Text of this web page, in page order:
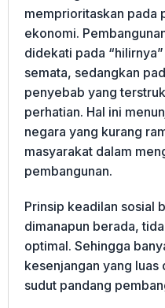
memprioritaskan pada
ekonomi.
didekati pada
semata, sedangkan
penyebab yang
perhatian. Hal ini
negara yang kurang
masyarakat dalam
pembangunan.
Prinsip keadilan sosial
dimanapun berada,
optimal. Sehingga
kesenjangan yang
sudut pandang